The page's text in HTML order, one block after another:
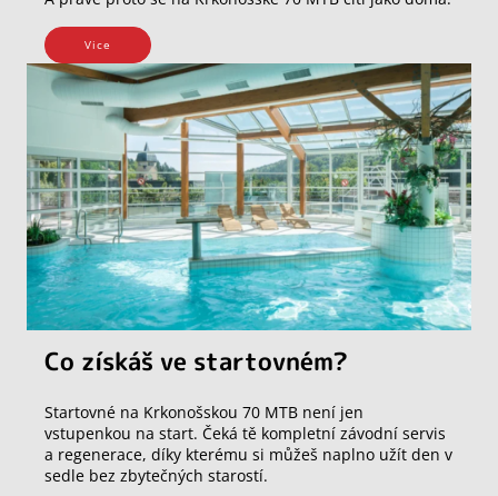
Vice
Co získáš ve startovném?
Startovné na Krkonošskou 70 MTB není jen
vstupenkou na start. Čeká tě kompletní závodní servis
a regenerace, díky kterému si můžeš naplno užít den v
sedle bez zbytečných starostí.